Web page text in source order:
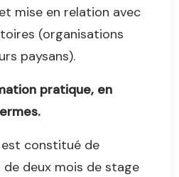
mise en relation avec
(organisations
paysans).
pratique, en
constitué de
deux mois de stage